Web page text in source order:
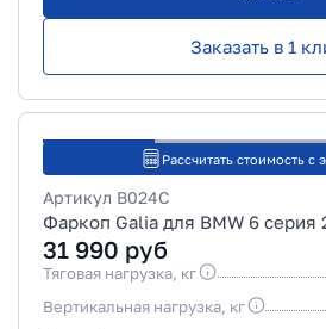
Заказать в 1
Рассчитать стоимость с
Артикул B024C
Фаркоп Galia для BMW 6 серия
31 990 руб
Тяговая нагрузка, кг
Вертикальная нагрузка, кг